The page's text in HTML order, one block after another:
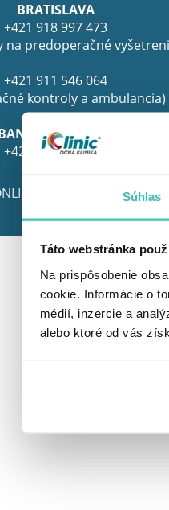
Súhlas
Táto webstránka
Na prispôsobenie
cookie. Informácie o
médií, inzercie a
alebo ktoré od vás
BRATISLAVA
+421 918 997 473
na predoperačné
+421 911 546 064
kontroly a ambulancia)
BYSTRICA
+421 917 915 380
OBJEDNÁVKA